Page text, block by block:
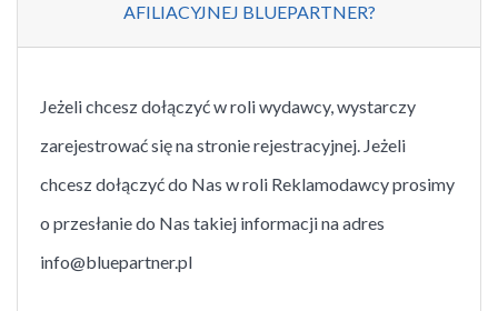
AFILIACYJNEJ BLUEPARTNER?
Jeżeli chcesz dołączyć w roli wydawcy, wystarczy
zarejestrować się na stronie rejestracyjnej. Jeżeli
chcesz dołączyć do Nas w roli Reklamodawcy prosimy
o przesłanie do Nas takiej informacji na adres
info@bluepartner.pl